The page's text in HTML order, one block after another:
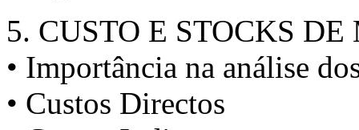
5. CUSTO E STOCKS
• Importância na análise
• Custos Directos